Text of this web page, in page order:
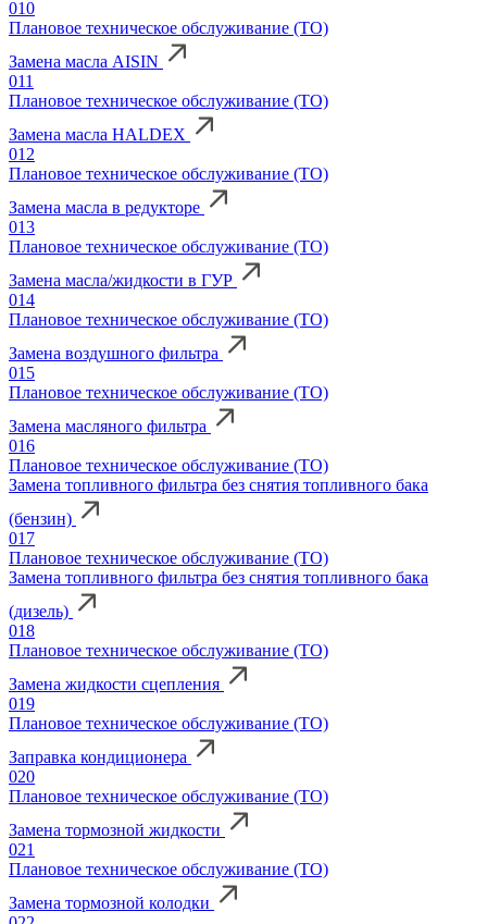
010
Плановое техническое обслуживание (ТО)
Замена масла AISIN
011
Плановое техническое обслуживание (ТО)
Замена масла HALDEX
012
Плановое техническое обслуживание (ТО)
Замена масла в редукторе
013
Плановое техническое обслуживание (ТО)
Замена масла/жидкости в ГУР
014
Плановое техническое обслуживание (ТО)
Замена воздушного фильтра
015
Плановое техническое обслуживание (ТО)
Замена масляного фильтра
016
Плановое техническое обслуживание (ТО)
Замена топливного фильтра без снятия топливного бака
(бензин)
017
Плановое техническое обслуживание (ТО)
Замена топливного фильтра без снятия топливного бака
(дизель)
018
Плановое техническое обслуживание (ТО)
Замена жидкости сцепления
019
Плановое техническое обслуживание (ТО)
Заправка кондиционера
020
Плановое техническое обслуживание (ТО)
Замена тормозной жидкости
021
Плановое техническое обслуживание (ТО)
Замена тормозной колодки